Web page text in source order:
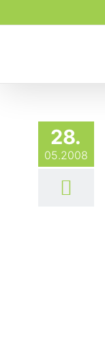
Inhalt
28.
05.2008